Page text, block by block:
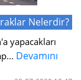
Nelerdir?
yapacakları
Devamını